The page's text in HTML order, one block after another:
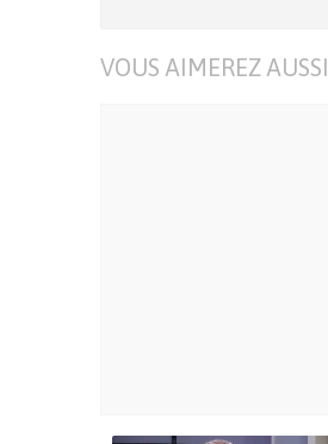
VOUS AIMEREZ AUSSI